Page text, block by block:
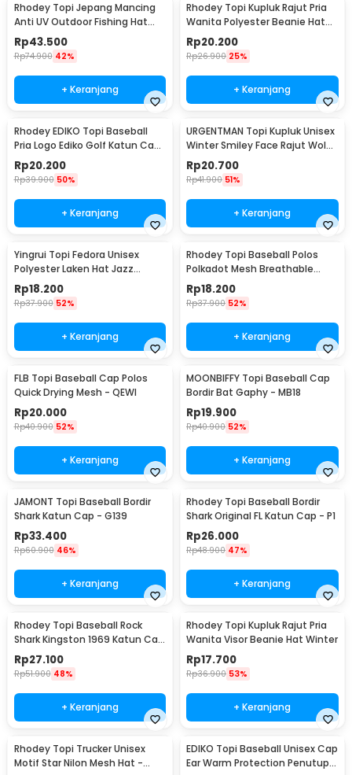
Rhodey Topi Jepang Mancing
Anti UV Outdoor Fishing Hat
Nylon - MH011
Rp43.500
Rp74.900 42%
+ Keranjang
Rhodey Topi Kupluk Rajut Pria
Wanita Polyester Beanie Hat
Winter - EC002
Rp20.200
Rp26.900 25%
+ Keranjang
Rhodey EDIKO Topi Baseball
Pria Logo Ediko Golf Katun Cap
Long Visor - RB68
Rp20.200
Rp39.900 50%
+ Keranjang
URGENTMAN Topi Kupluk Unisex
Winter Smiley Face Rajut Wol
Beanie Hat - NM-DS01
Rp20.700
Rp41.900 51%
+ Keranjang
Yingrui Topi Fedora Unisex
Polyester Laken Hat Jazz
Classic Vintage - M-58
Rp18.200
Rp37.900 52%
+ Keranjang
Rhodey Topi Baseball Polos
Polkadot Mesh Breathable
Katun Poliester - MZ237
Rp18.200
Rp37.900 52%
+ Keranjang
FLB Topi Baseball Cap Polos
Quick Drying Mesh - QEWI
Rp20.000
Rp40.900 52%
+ Keranjang
MOONBIFFY Topi Baseball Cap
Bordir Bat Gaphy - MB18
Rp19.900
Rp40.900 52%
+ Keranjang
JAMONT Topi Baseball Bordir
Shark Katun Cap - G139
Rp33.400
Rp60.900 46%
+ Keranjang
Rhodey Topi Baseball Bordir
Shark Original FL Katun Cap - P1
Rp26.000
Rp48.900 47%
+ Keranjang
Rhodey Topi Baseball Rock
Shark Kingston 1969 Katun Cap
- F206
Rp27.100
Rp51.900 48%
+ Keranjang
Rhodey Topi Kupluk Rajut Pria
Wanita Visor Beanie Hat Winter
Rp17.700
Rp36.900 53%
+ Keranjang
Rhodey Topi Trucker Unisex
Motif Star Nilon Mesh Hat -
EDIKO Topi Baseball Unisex Cap
Ear Warm Protection Penutup